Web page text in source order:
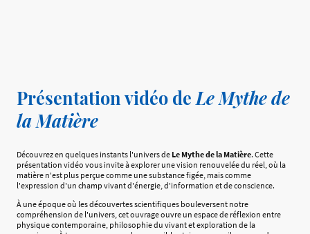
Présentation vidéo de Le Mythe de
la Matière
Découvrez en quelques instants l'univers de Le Mythe de la Matière. Cette
présentation vidéo vous invite à explorer une vision renouvelée du réel, où la
matière n'est plus perçue comme une substance figée, mais comme
l'expression d'un champ vivant d'énergie, d'information et de conscience.
À une époque où les découvertes scientifiques bouleversent notre
compréhension de l'univers, cet ouvrage ouvre un espace de réflexion entre
physique contemporaine, philosophie du vivant et exploration de la